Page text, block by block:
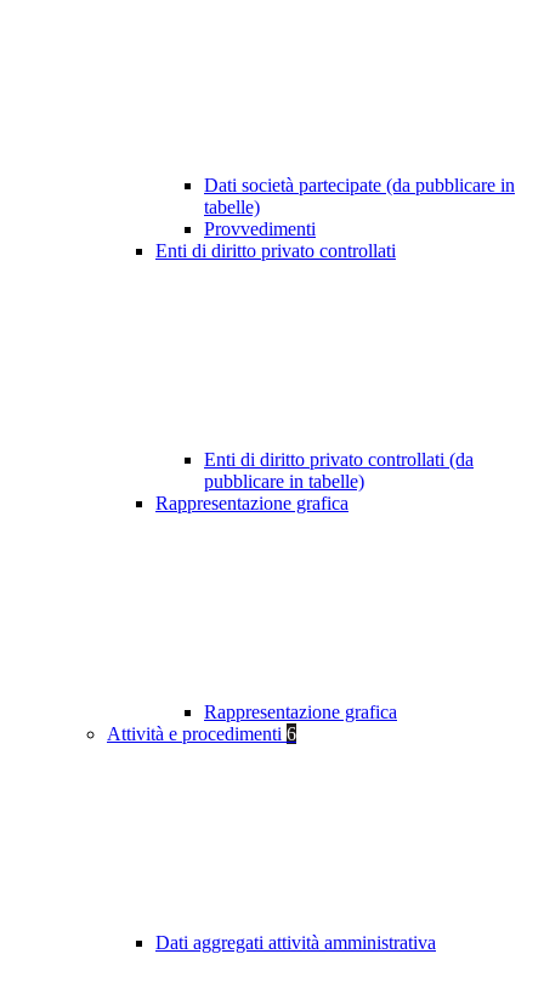
Dati società partecipate (da pubblicare in
tabelle)
Provvedimenti
Enti di diritto privato controllati
Enti di diritto privato controllati (da
pubblicare in tabelle)
Rappresentazione grafica
Rappresentazione grafica
Attività e procedimenti 6
Dati aggregati attività amministrativa